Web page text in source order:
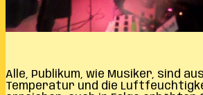
Alle, Publikum, wie Musiker, sind
Temperatur und die